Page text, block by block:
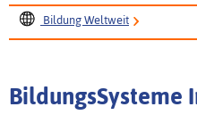
Bildung Weltweit
BildungsSysteme